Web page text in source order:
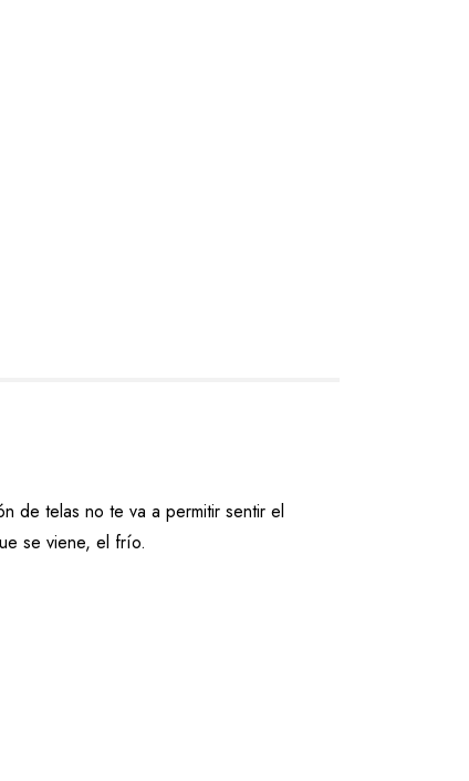
de telas no te va a permitir sentir el
se viene, el frío.